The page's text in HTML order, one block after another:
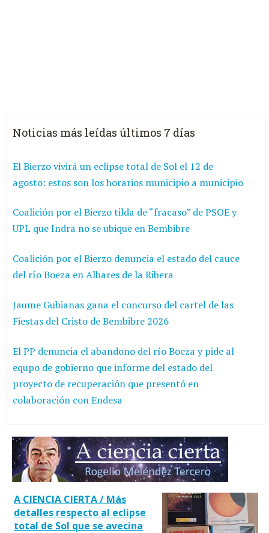
Noticias más leídas últimos 7 días
El Bierzo vivirá un eclipse total de Sol el 12 de
agosto: estos son los horarios municipio a municipio
Coalición por el Bierzo tilda de “fracaso” de PSOE y
UPL que Indra no se ubique en Bembibre
Coalición por el Bierzo denuncia el estado del cauce
del río Boeza en Albares de la Ribera
Jaume Gubianas gana el concurso del cartel de las
Fiestas del Cristo de Bembibre 2026
El PP denuncia el abandono del río Boeza y pide al
equpo de gobierno que informe del estado del
proyecto de recuperación que presentó en
colaboración con Endesa
A CIENCIA CIERTA / Más
detalles respecto al eclipse
total de Sol que se avecina